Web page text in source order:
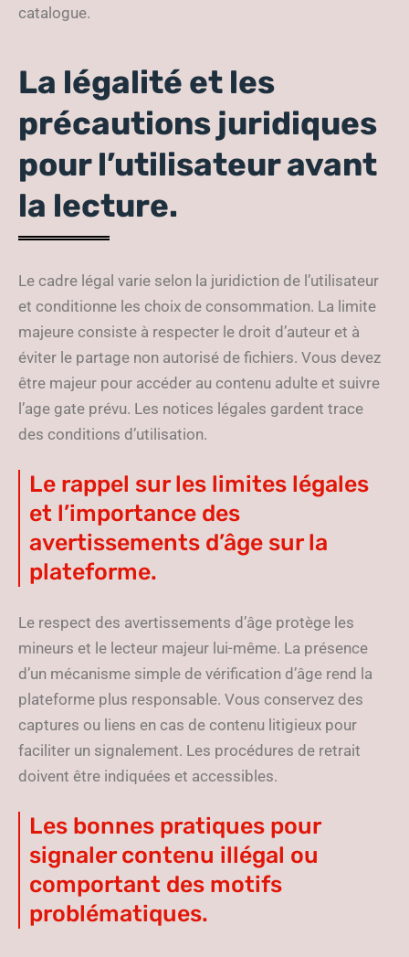
catalogue.
La légalité et les
précautions juridiques
pour l’utilisateur avant
la lecture.
Le cadre légal varie selon la juridiction de l’utilisateur
et conditionne les choix de consommation. La limite
majeure consiste à respecter le droit d’auteur et à
éviter le partage non autorisé de fichiers. Vous devez
être majeur pour accéder au contenu adulte et suivre
l’age gate prévu. Les notices légales gardent trace
des conditions d’utilisation.
Le rappel sur les limites légales
et l’importance des
avertissements d’âge sur la
plateforme.
Le respect des avertissements d’âge protège les
mineurs et le lecteur majeur lui-même. La présence
d’un mécanisme simple de vérification d’âge rend la
plateforme plus responsable. Vous conservez des
captures ou liens en cas de contenu litigieux pour
faciliter un signalement. Les procédures de retrait
doivent être indiquées et accessibles.
Les bonnes pratiques pour
signaler contenu illégal ou
comportant des motifs
problématiques.